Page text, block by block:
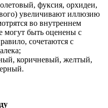
фуксия, орхидеи,
увеличивают иллюзию
во внутреннем
могут быть оценены с
сочетаются с
коричневый, желтый,